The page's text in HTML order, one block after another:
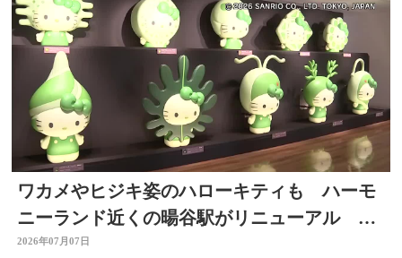
ワカメやヒジキ姿のハローキティも ハーモ
ニーランド近くの暘谷駅がリニューアル 大
分
2026年07月07日